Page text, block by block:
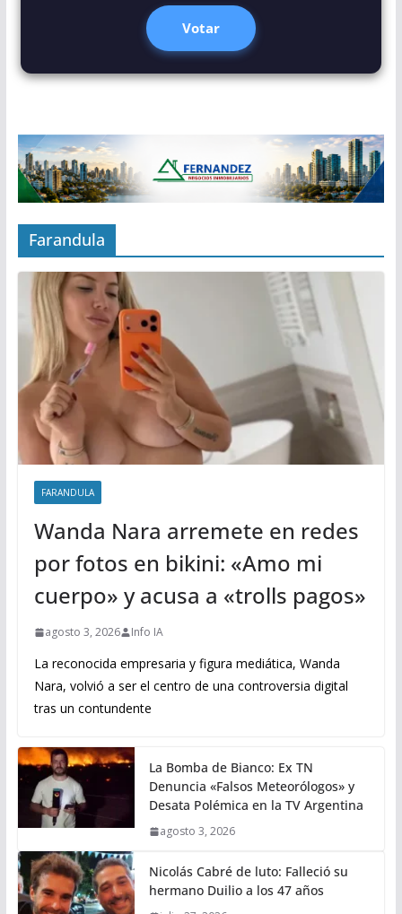
Votar
Farandula
FARANDULA
Wanda Nara arremete en redes
por fotos en bikini: «Amo mi
cuerpo» y acusa a «trolls pagos»
agosto 3, 2026 Info IA
La reconocida empresaria y figura mediática, Wanda
Nara, volvió a ser el centro de una controversia digital
tras un contundente
La Bomba de Bianco: Ex TN
Denuncia «Falsos Meteorólogos» y
Desata Polémica en la TV Argentina
agosto 3, 2026
Nicolás Cabré de luto: Falleció su
hermano Duilio a los 47 años